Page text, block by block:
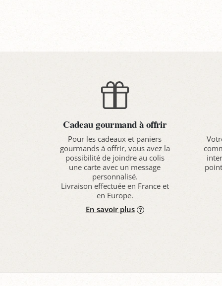
Cadeau gourmand à offrir
Pour les cadeaux et paniers
gourmands à offrir, vous avez la
possibilité de joindre au colis
une carte avec un message
personnalisé.
Livraison effectuée en France et
en Europe.
En savoir plus